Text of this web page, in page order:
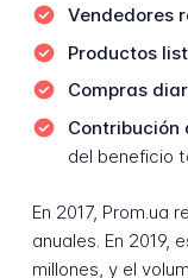
Vendedores
Productos
Compras
Contribución
del beneficio
En 2017, Prom.ua
anuales. En 2019,
millones, y el